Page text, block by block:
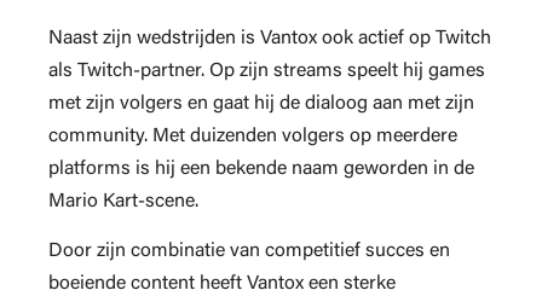
Naast zijn wedstrijden is Vantox ook actief op Twitch
als Twitch-partner. Op zijn streams speelt hij games
met zijn volgers en gaat hij de dialoog aan met zijn
community. Met duizenden volgers op meerdere
platforms is hij een bekende naam geworden in de
Mario Kart-scene.
Door zijn combinatie van competitief succes en
boeiende content heeft Vantox een sterke